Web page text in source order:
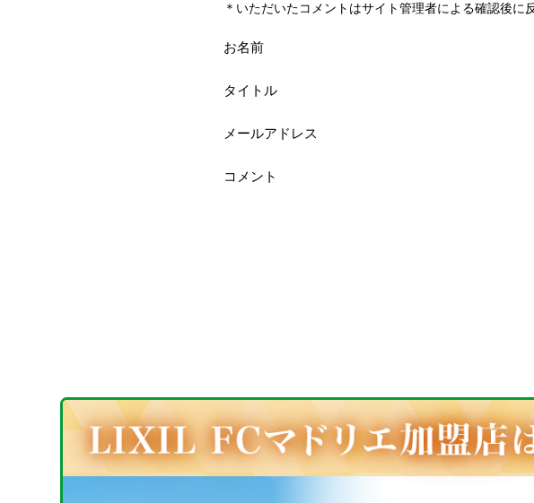
＊いただいたコメントはサイト管理者による確認後に
お名前
タイトル
メールアドレス
コメント